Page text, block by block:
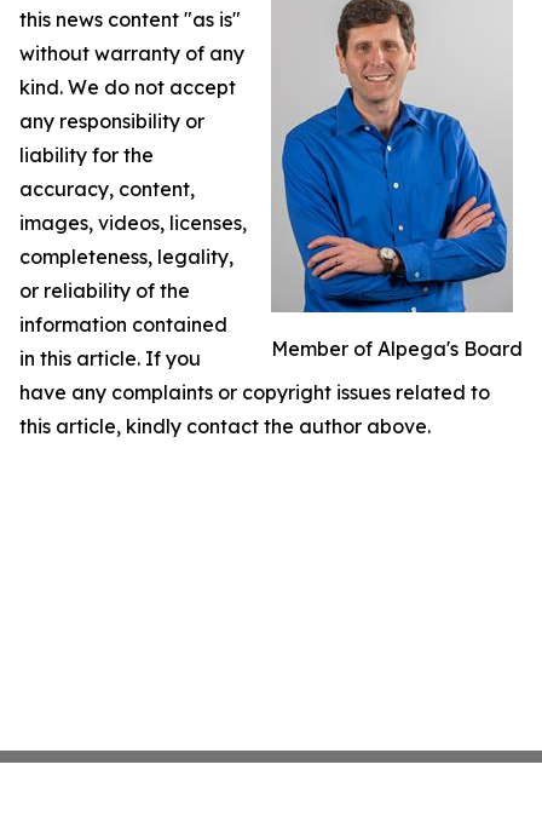
Member of Alpega's Board
this news content "as is"
without warranty of any
kind. We do not accept
any responsibility or
liability for the
accuracy, content,
images, videos, licenses,
completeness, legality,
or reliability of the
information contained
in this article. If you
have any complaints or copyright issues related to
this article, kindly contact the author above.